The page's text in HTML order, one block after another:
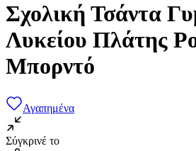
Σχολική Τσάντα
Λυκείου Πλάτης
Μπορντό
Αγαπημένα
Σύγκρινέ το